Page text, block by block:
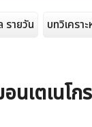
รายวัน บทวิเครา
นเตเนโ